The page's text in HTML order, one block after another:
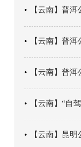
【云南】普洱
【云南】普洱公路局澜
【云南】普洱公路
【云南】“自驾云
【云南】昆明公